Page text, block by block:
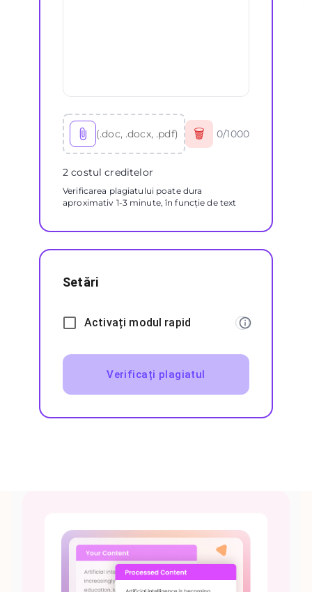
(.doc, .docx, .pdf) 🗑 0/1000
2 costul creditelor
Verificarea plagiatului poate dura
aproximativ 1-3 minute, în funcție de text
Setări
Activați modul rapid
Verificați plagiatul